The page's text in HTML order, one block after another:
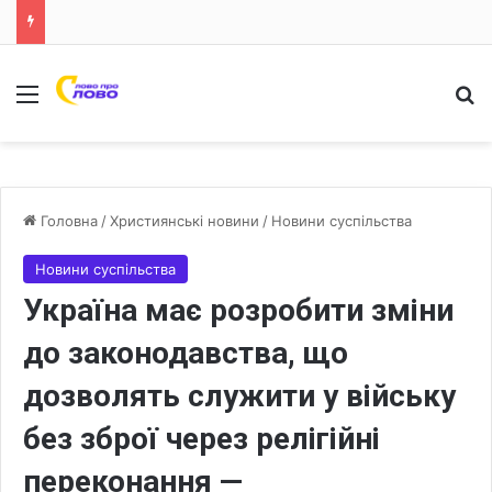
Меню
Головна /Християнські новини / Новини суспільства
Новини суспільства
Україна має розробити зміни
до законодавства, що
дозволять служити у війську
без зброї через релігійні
переконання —